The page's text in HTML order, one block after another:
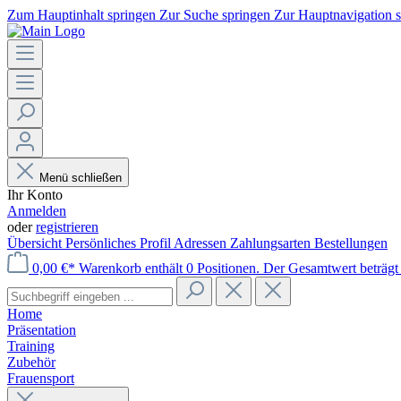
Zum Hauptinhalt springen Zur Suche springen Zur Hauptnavigation
Menü schließen
Ihr Konto
Anmelden
oderregistrieren
Übersicht Persönliches Profil Adressen Zahlungsarten Bestellungen
0,00 €* Warenkorb enthält 0 Positionen. Der Gesamtwert
Home
Präsentation
Training
Zubehör
Frauensport